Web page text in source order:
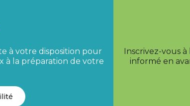
à votre disposition pour
à la préparation de votre
Inscrivez-vous
informé en